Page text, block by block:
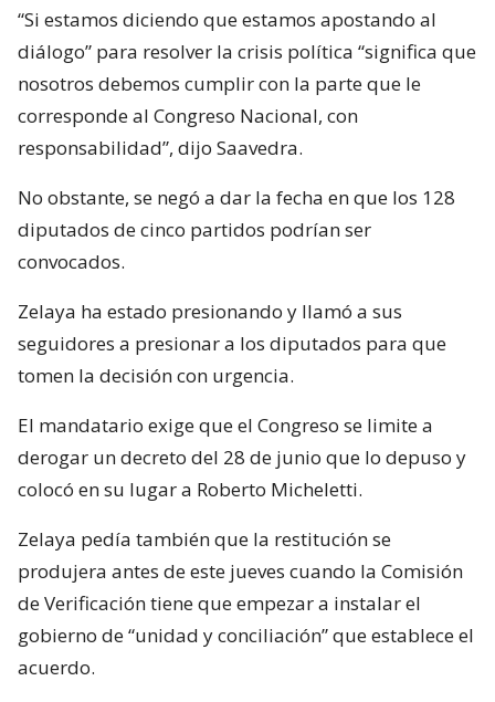
“Si estamos diciendo que estamos apostando al
diálogo” para resolver la crisis política “significa que
nosotros debemos cumplir con la parte que le
corresponde al Congreso Nacional, con
responsabilidad”, dijo Saavedra.
No obstante, se negó a dar la fecha en que los 128
diputados de cinco partidos podrían ser
convocados.
Zelaya ha estado presionando y llamó a sus
seguidores a presionar a los diputados para que
tomen la decisión con urgencia.
El mandatario exige que el Congreso se limite a
derogar un decreto del 28 de junio que lo depuso y
colocó en su lugar a Roberto Micheletti.
Zelaya pedía también que la restitución se
produjera antes de este jueves cuando la Comisión
de Verificación tiene que empezar a instalar el
gobierno de “unidad y conciliación” que establece el
acuerdo.